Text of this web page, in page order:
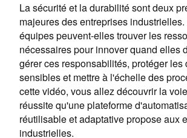
La sécurité et la durabilité sont deux
majeures des entreprises
équipes peuvent-elles trouver les
nécessaires pour innover quand elles
gérer ces responsabilités, protéger les
sensibles et mettre à l'échelle des
cette vidéo, vous allez découvrir la
réussite qu'une plateforme
réutilisable et adaptative propose aux
industrielles.